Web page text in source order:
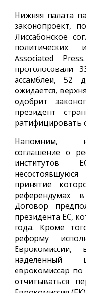
Нижняя палата
законопроект,
Лиссабонское
политических
Associated
проголосовали
ассамблеи, 52
ожидается,
одобрит
президент
ратифицировать
Напомним,
соглашение о
институтов
принятие
референдумах
Договор
президента ЕС,
года. Кроме
реформу
наделенный
еврокомиссар
отчитываться